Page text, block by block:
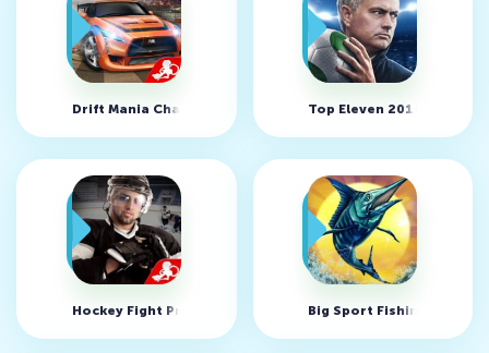
Drift Mania Championship 2 v1.35 (MOD, много денег)
Top Eleven 2018
Hockey Fight Pro v1.65 (MOD, много денег)Big Sport Fishing 2017